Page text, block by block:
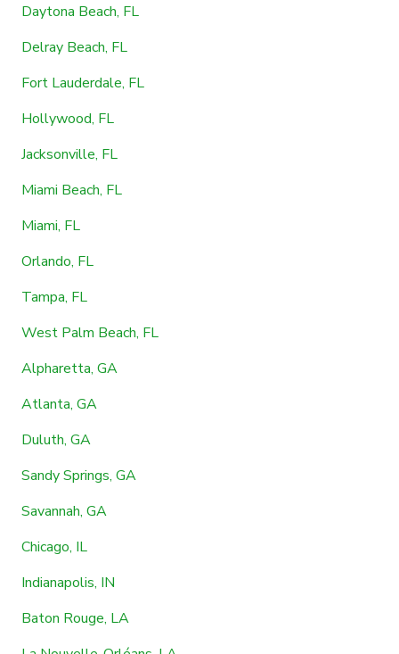
Daytona Beach, FL
Delray Beach, FL
Fort Lauderdale, FL
Hollywood, FL
Jacksonville, FL
Miami Beach, FL
Miami, FL
Orlando, FL
Tampa, FL
West Palm Beach, FL
Alpharetta, GA
Atlanta, GA
Duluth, GA
Sandy Springs, GA
Savannah, GA
Chicago, IL
Indianapolis, IN
Baton Rouge, LA